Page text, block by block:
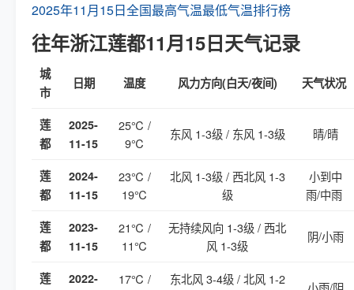
2025年11月15日全国最高气温最低气温排行榜
往年浙江莲都11月15日天气记录
城
市
日期 温度 风力方向(白天/夜间) 天气状况
莲
都
2025-
11-15
25℃ /
9℃
东风 1-3级 / 东风 1-3级 晴/晴
莲
都
2024-
11-15
23℃ /
19℃
北风 1-3级 / 西北风 1-3
级
小到中
雨/中雨
莲
都
2023-
11-15
21℃ /
11℃
无持续风向 1-3级 / 西北
风 1-3级
阴/小雨
莲
2022-
17℃ /
东北风 3-4级 / 北风 1-2